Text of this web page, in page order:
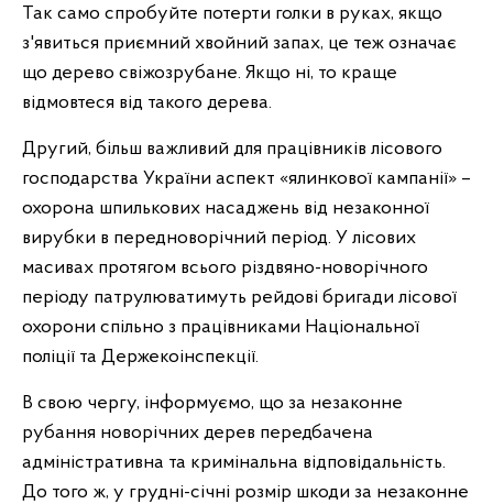
Так само спробуйте потерти голки в руках, якщо
з'явиться приємний хвойний запах, це теж означає
що дерево свіжозрубане. Якщо ні, то краще
відмовтеся від такого дерева.
Другий, більш важливий для працівників лісового
господарства України аспект «ялинкової кампанії» –
охорона шпилькових насаджень від незаконної
вирубки в передноворічний період. У лісових
масивах протягом всього різдвяно-новорічного
періоду патрулюватимуть рейдові бригади лісової
охорони спільно з працівниками Національної
поліції та Держекоінспекції.
В свою чергу, інформуємо, що за незаконне
рубання новорічних дерев передбачена
адміністративна та кримінальна відповідальність.
До того ж, у грудні-січні розмір шкоди за незаконне